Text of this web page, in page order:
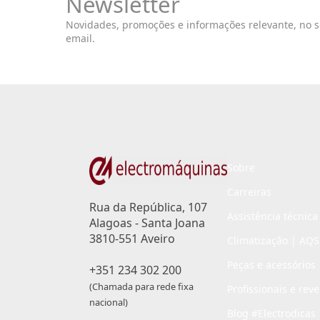
Novidades, promoções e informações relevante, no
email.
Rua da República, 107
Alagoas - Santa Joana
3810-551 Aveiro
+351 234 302 200
(Chamada para rede fixa
nacional)